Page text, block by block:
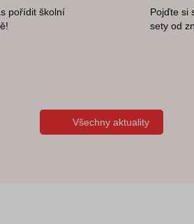
pořídit školní
Pojďte si
sety od
Všechny aktuality